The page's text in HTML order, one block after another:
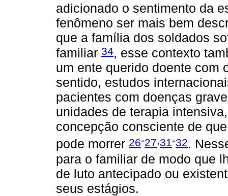
adicionado o sentimento da
fenômeno ser mais bem
que a família dos soldados
familiar 34, esse contexto
um ente querido doente com
sentido, estudos
pacientes com doenças
unidades de terapia
concepção consciente de
pode morrer 26-27,31 -32.
para o familiar de modo que
de luto antecipado ou
seus estágios.